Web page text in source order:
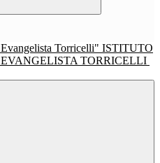
ISTITUTO
EVANGELISTA TORRICELLI